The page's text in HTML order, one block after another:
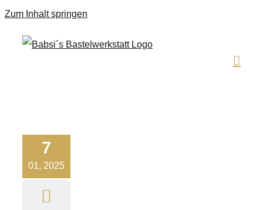
Zum Inhalt springen
7
01, 2025